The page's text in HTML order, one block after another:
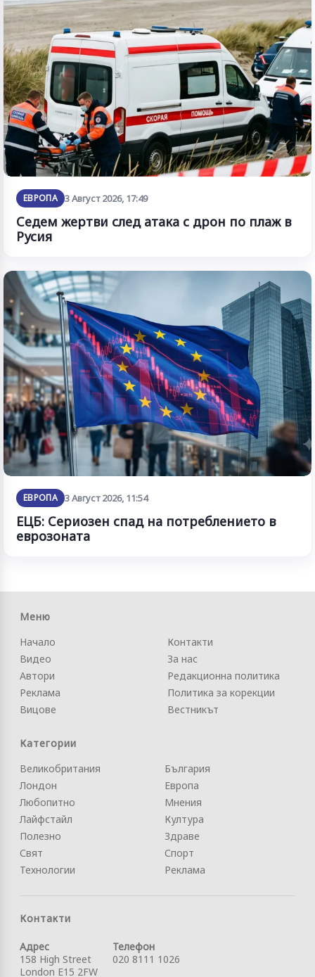
ЕВРОПА 3 Август 2026, 17:49
Седем жертви след атака с дрон по плаж в
Русия
ЕВРОПА 3 Август 2026, 11:54
ЕЦБ: Сериозен спад на потреблението в
еврозоната
Меню
Начало
Видео
Автори
Реклама
Вицове
Контакти
За нас
Редакционна политика
Политика за корекции
Вестникът
Категории
Великобритания
Лондон
Любопитно
Лайфстайл
Полезно
Свят
Технологии
България
Европа
Мнения
Култура
Здраве
Спорт
Реклама
Контакти
Адрес
158 High Street
London E15 2FW
Телефон
020 8111 1026